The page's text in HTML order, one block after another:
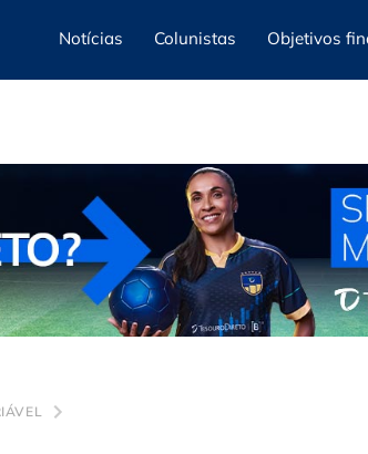
Notícias Colunistas Objetivos